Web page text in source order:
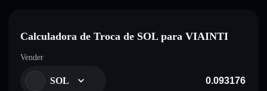
Calculadora de Troca de SOL para VIAINTI
Vender
SOL